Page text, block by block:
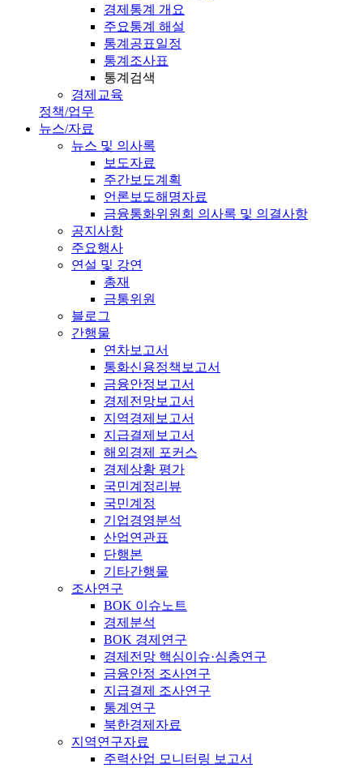
경제통계 개요
주요통계 해설
통계공표일정
통계조사표
통계검색
경제교육
정책/업무
뉴스/자료
뉴스 및 의사록
보도자료
주간보도계획
언론보도해명자료
금융통화위원회 의사록 및 의결사항
공지사항
주요행사
연설 및 강연
총재
금통위원
블로그
간행물
연차보고서
통화신용정책보고서
금융안정보고서
경제전망보고서
지역경제보고서
지급결제보고서
해외경제 포커스
경제상황 평가
국민계정리뷰
국민계정
기업경영분석
산업연관표
단행본
기타간행물
조사연구
BOK 이슈노트
경제분석
BOK 경제연구
경제전망 핵심이슈·심층연구
금융안정 조사연구
지급결제 조사연구
통계연구
북한경제자료
지역연구자료
주력산업 모니터링 보고서